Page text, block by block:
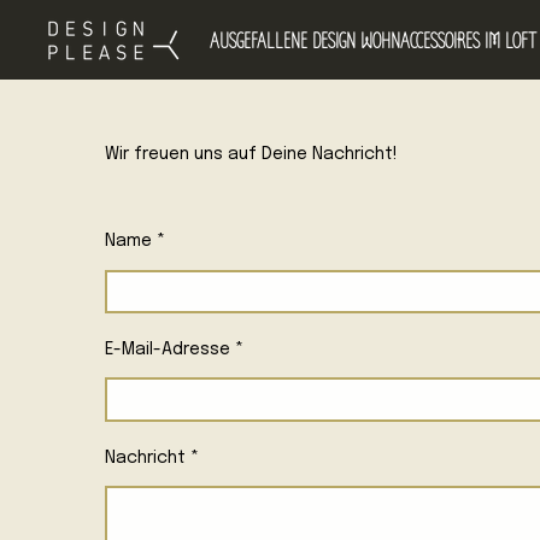
Hauptinhalt
springen
AUSGEFALLENE DESIGN WOHNACCESSOIRES IM
Wir freuen uns auf Deine Nachricht!
Name *
E-Mail-Adresse *
Nachricht *